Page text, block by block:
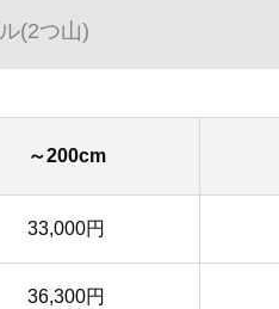
(2つ山)
～200cm
33,000円
36,300円